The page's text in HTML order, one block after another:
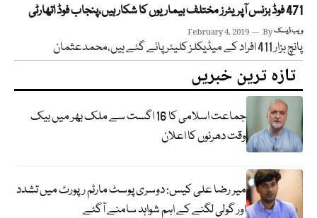
471 فوڈ بزنس آپریٹرز مختلف بیماریوں کا شکار ہیں،پنجاب فوڈ اتھارٹی
February 4, 2019 Byویب ڈیسک
پانچ ہزار 411 افراد کے میڈیکلز کلیئر پائے گئے ہیں،محمدعثمان
تازہ ترین خبریں
جماعت اسلامی کا 16 اگست سے ملک بھر میں بیک
وقت دھرنوں کا اعلان
میر رضا علی کیس: دوسری پوسٹ مارٹم رپورٹ میں تشدد
اور گولی لگنے کے اہم شواہد سامنے آگئے